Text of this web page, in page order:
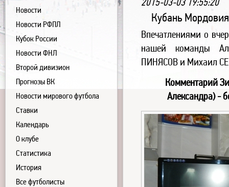
2015-03-03 19:55:20
Кубань
Впечатлениями о
нашей команды
ПИНЯСОВ и Михаил
Комментарий
Александра) -
Новости
Новости РФПЛ
Кубок России
Новости ФНЛ
Второй дивизион
Прогнозы ВК
Новости мирового футбола
Ставки
Календарь
О клубе
Статистика
История
Все футболисты